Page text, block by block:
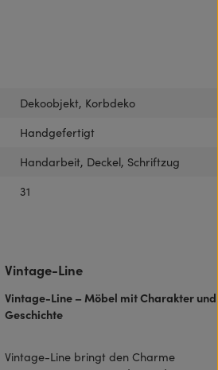
Dekoobjekt, Korbdeko
Handgefertigt
Handarbeit, Deckel, Schriftzug
31
Vintage-Line
Vintage-Line – Möbel mit Charakter und
Geschichte
Vintage-Line bringt den Charme